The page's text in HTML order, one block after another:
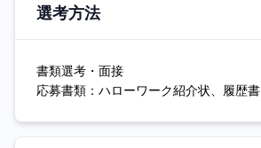
選考方法
書類選考・面接
応募書類：ハローワーク紹介状、履歴書